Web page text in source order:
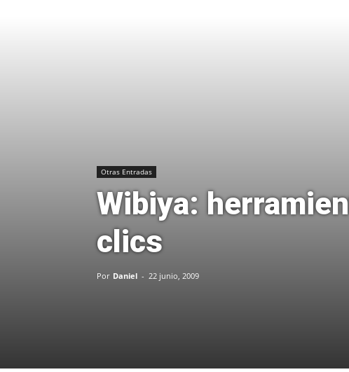
Otras Entradas
Wibiya:
clics
Por Daniel - 22 junio, 2009